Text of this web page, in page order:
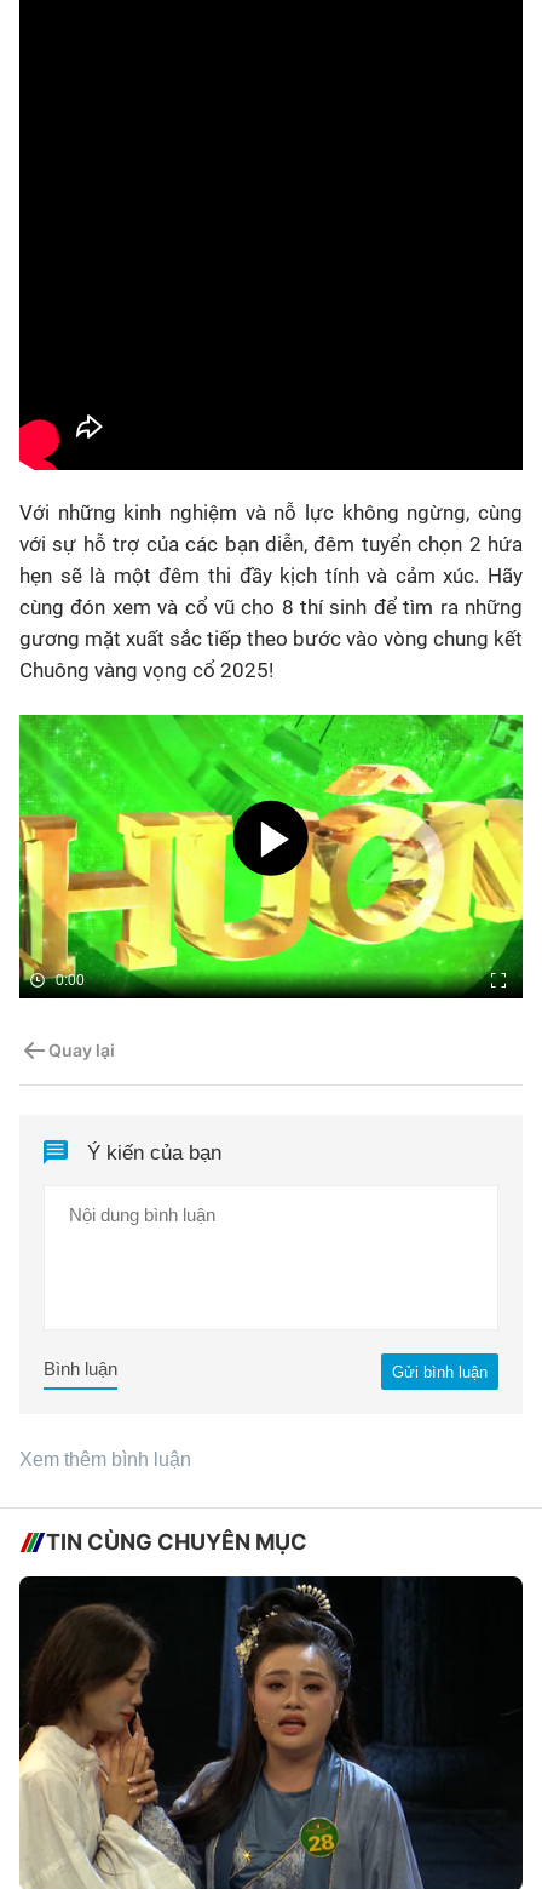
Với những kinh nghiệm và nỗ lực không ngừng, cùng
với sự hỗ trợ của các bạn diễn, đêm tuyển chọn 2 hứa
hẹn sẽ là một đêm thi đầy kịch tính và cảm xúc. Hãy
cùng đón xem và cổ vũ cho 8 thí sinh để tìm ra những
gương mặt xuất sắc tiếp theo bước vào vòng chung kết
Chuông vàng vọng cổ 2025!
0:00
Quay lại
Ý kiến của bạn
Gửi bình luận
Bình luận
Xem thêm bình luận
TIN CÙNG CHUYÊN MỤC